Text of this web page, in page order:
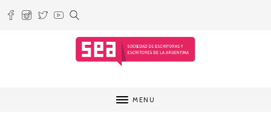
MENU